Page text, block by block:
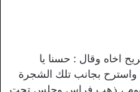
اخاه وقال : حسنا يا
بجانب تلك الشجرة
، ذهب فراس وجلس تحت